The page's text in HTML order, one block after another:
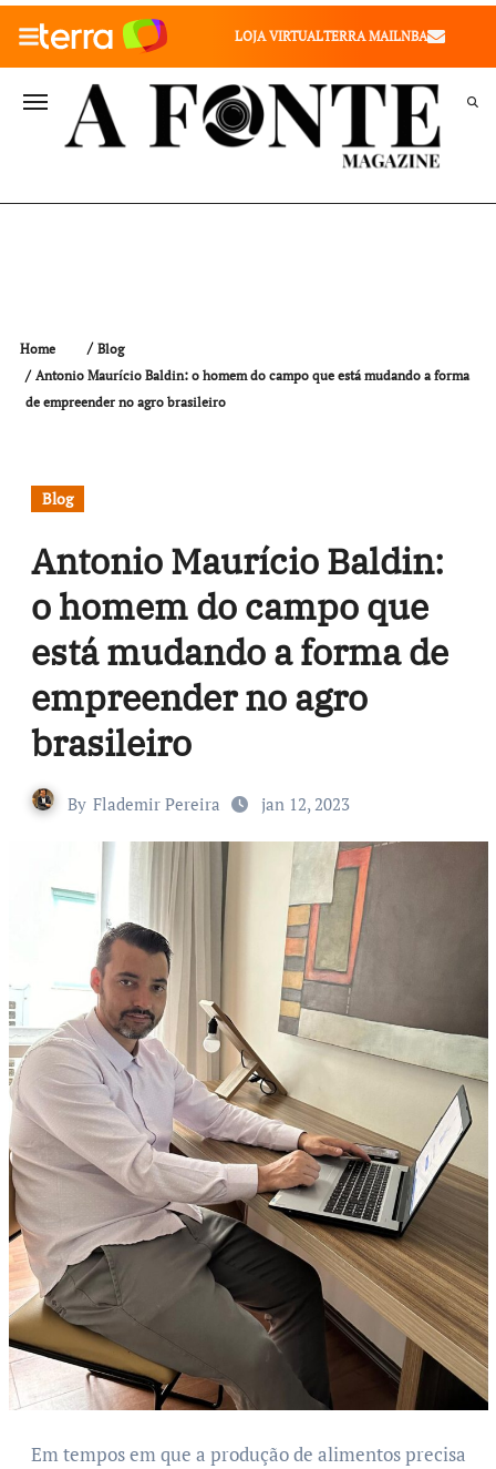
010" />
LOJA VIRTUALTERRA MAILNBA
Home
Blog
Antonio Maurício Baldin: o homem do campo que está mudando a forma
de empreender no agro brasileiro
Blog
Antonio Maurício Baldin:
o homem do campo que
está mudando a forma de
empreender no agro
brasileiro
By Flademir Pereira jan 12, 2023
Em tempos em que a produção de alimentos precisa